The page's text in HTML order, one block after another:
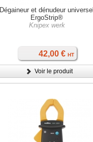
Dégaineur et dénudeur universel
ErgoStrip®
Knipex werk
42,00 € HT
Voir le produit